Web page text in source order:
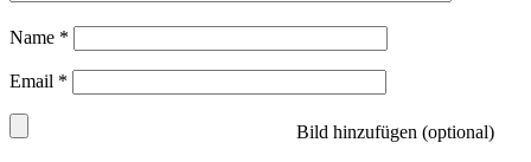
Name *
Email *
Bild hinzufügen (optional)